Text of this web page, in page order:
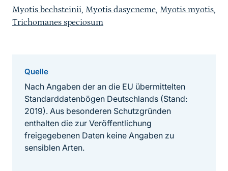
Myotis bechsteinii, Myotis dasycneme, Myotis myotis,
Trichomanes speciosum
Quelle
Nach Angaben der an die EU übermittelten
Standarddatenbögen Deutschlands (Stand:
2019). Aus besonderen Schutzgründen
enthalten die zur Veröffentlichung
freigegebenen Daten keine Angaben zu
sensiblen Arten.